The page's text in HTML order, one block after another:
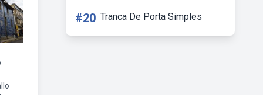
#20 Tranca De Porta Simples